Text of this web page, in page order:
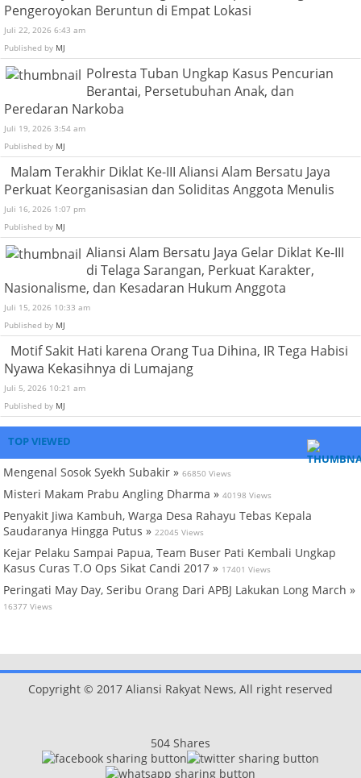
Pengeroyokan Beruntun di Empat Lokasi
Juli 22, 2026 6:43 am
Published by MJ
Polresta Tuban Ungkap Kasus Pencurian
Berantai, Persetubuhan Anak, dan
Peredaran Narkoba
Juli 19, 2026 3:54 am
Published by MJ
Malam Terakhir Diklat Ke-III Aliansi Alam Bersatu Jaya
Perkuat Keorganisasian dan Soliditas Anggota Menulis
Juli 16, 2026 1:07 pm
Published by MJ
Aliansi Alam Bersatu Jaya Gelar Diklat Ke-III
di Telaga Sarangan, Perkuat Karakter,
Nasionalisme, dan Kesadaran Hukum Anggota
Juli 15, 2026 10:33 am
Published by MJ
Motif Sakit Hati karena Orang Tua Dihina, IR Tega Habisi
Nyawa Kekasihnya di Lumajang
Juli 5, 2026 10:21 am
Published by MJ
TOP VIEWED
Mengenal Sosok Syekh Subakir » 66850 Views
Misteri Makam Prabu Angling Dharma » 40198 Views
Penyakit Jiwa Kambuh, Warga Desa Rahayu Tebas Kepala
Saudaranya Hingga Putus » 22045 Views
Kejar Pelaku Sampai Papua, Team Buser Pati Kembali Ungkap
Kasus Curas T.O Ops Sikat Candi 2017 » 17401 Views
Peringati May Day, Seribu Orang Dari APBJ Lakukan Long March »
16377 Views
Copyright © 2017 Aliansi Rakyat News, All right reserved
504 Shares